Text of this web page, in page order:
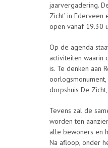
jaarvergadering.
Zicht’ in Ederveen
open vanaf 19.30
Op de agenda
activiteiten waarin
is. Te denken aan
dorpshuis De
Tevens zal de
worden ten
alle bewoners en
Na afloop, onder